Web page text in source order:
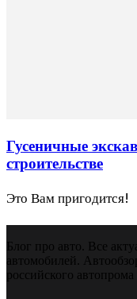
Гусеничные
строительстве
Это Вам пригодится!
Блог про авто. Все
автомобилей.
российского